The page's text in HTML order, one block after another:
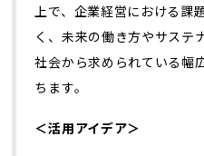
上で、企業経営における課
く、未来の働き方やサステ
社会から求められている幅
ちます。
＜活用アイデア＞